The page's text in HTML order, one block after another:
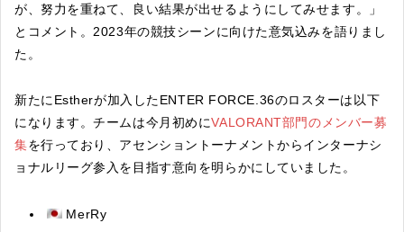
が、努力を重ねて、良い結果が出せるようにしてみせます。」
とコメント。2023年の競技シーンに向けた意気込みを語りまし
た。
新たにEstherが加入したENTER FORCE.36のロスターは以下
になります。チームは今月初めにVALORANT部門のメンバー募
集を行っており、アセンショントーナメントからインターナシ
ョナルリーグ参入を目指す意向を明らかにしていました。
MerRy